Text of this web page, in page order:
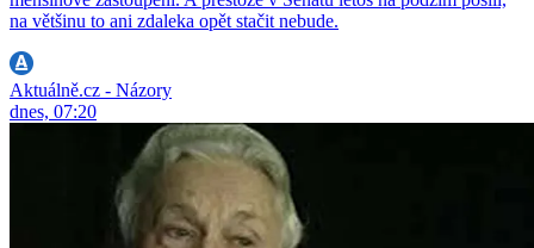
na většinu to ani zdaleka opět stačit nebude.
Aktuálně.cz - Názory
dnes, 07:20